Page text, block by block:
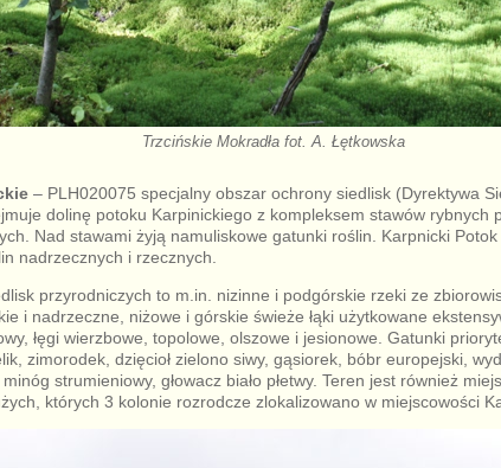
Trzcińskie Mokradła fot. A. Łętkowska
– PLH020075 specjalny obszar ochrony siedlisk (Dyrektywa
dolinę potoku Karpinickiego z kompleksem stawów rybnych
Nad stawami żyją namuliskowe gatunki roślin. Karpnicki
nadrzecznych i rzecznych.
przyrodniczych to m.in. nizinne i podgórskie rzeki ze
i nadrzeczne, niżowe i górskie świeże łąki użytkowane
łęgi wierzbowe, topolowe, olszowe i jesionowe. Gatunki
zimorodek, dzięcioł zielono siwy, gąsiorek, bóbr europejski,
strumieniowy, głowacz biało płetwy. Teren jest również
których 3 kolonie rozrodcze zlokalizowano w miejscowości